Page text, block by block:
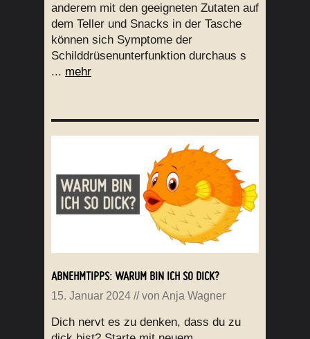
anderem mit den geeigneten Zutaten auf
dem Teller und Snacks in der Tasche
können sich Symptome der
Schilddrüsenunterfunktion durchaus s
... mehr
ABNEHMTIPPS: WARUM BIN ICH SO DICK?
15. Januar 2024 // von Anja Wagner
Dich nervt es zu denken, dass du zu